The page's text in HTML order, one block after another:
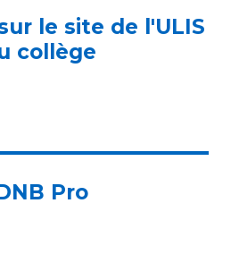
le site de l'ULIS
collège
Pro